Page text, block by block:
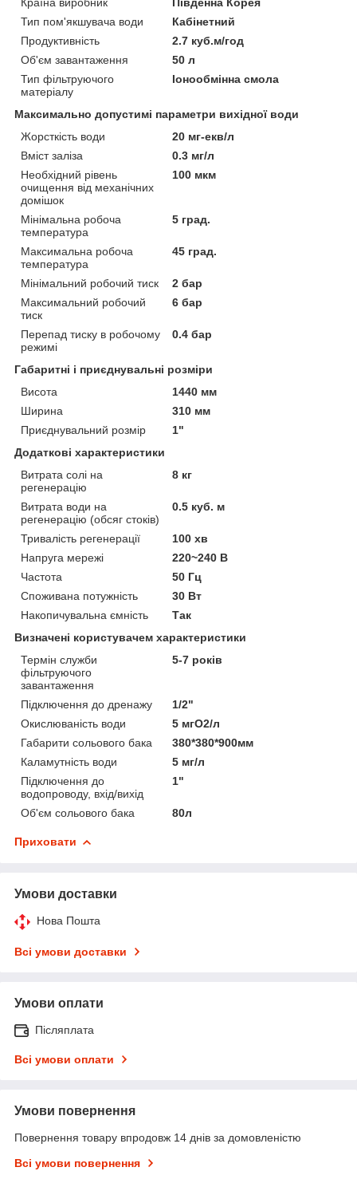
Тип пом'якшувача води
Кабінетний
Продуктивність
2.7 куб.м/год
Об'єм завантаження
50 л
Тип фільтруючого
матеріалу
Іонообмінна смола
Максимально допустимі параметри вихідної води
Жорсткість води
20 мг-екв/л
Вміст заліза
0.3 мг/л
Необхідний рівень
очищення від механічних
домішок
100 мкм
Мінімальна робоча
температура
5 град.
Максимальна робоча
температура
45 град.
Мінімальний робочий тиск
2 бар
Максимальний робочий
тиск
6 бар
Перепад тиску в робочому
режимі
0.4 бар
Габаритні і приєднувальні розміри
Висота
1440 мм
Ширина
310 мм
Приєднувальний розмір
1"
Додаткові характеристики
Витрата солі на
регенерацію
8 кг
Витрата води на
регенерацію (обсяг стоків)
0.5 куб. м
Тривалість регенерації
100 хв
Напруга мережі
220~240 В
Частота
50 Гц
Споживана потужність
30 Вт
Накопичувальна ємність
Так
Визначені користувачем характеристики
Термін служби
фільтруючого
завантаження
5-7 років
Підключення до дренажу
1/2"
Окислюваність води
5 мгО2/л
Габарити сольового бака
380*380*900мм
Каламутність води
5 мг/л
Підключення до
водопроводу, вхід/вихід
1"
Об'єм сольового бака 80л
Приховати
Умови доставки
Нова Пошта
Всі умови доставки
Умови оплати
Післяплата
Всі умови оплати
Умови повернення
Повернення товару впродовж 14 днів за домовленістю
Всі умови повернення